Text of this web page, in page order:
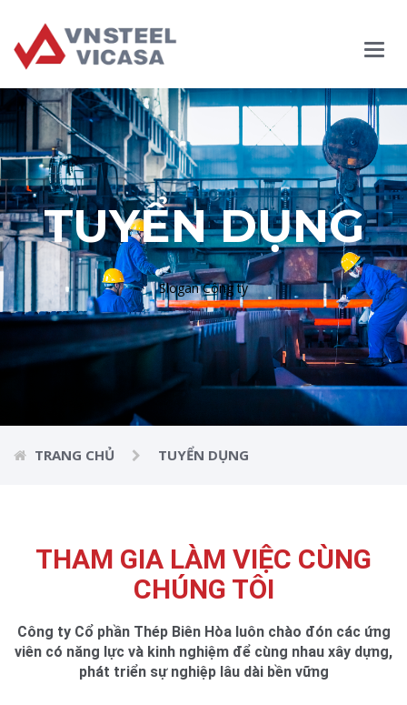
Main
Menu
TUYỂN DỤNG
Slogan Công ty
TRANG CHỦ TUYỂN DỤNG
THAM GIA LÀM VIỆC CÙNG
CHÚNG TÔI
Công ty Cổ phần Thép Biên Hòa luôn chào đón các ứng
viên có năng lực và kinh nghiệm để cùng nhau xây dựng,
phát triển sự nghiệp lâu dài bền vững